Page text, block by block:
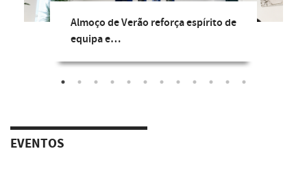
Almoço de Verão reforça espírito de
equipa e…
EVENTOS